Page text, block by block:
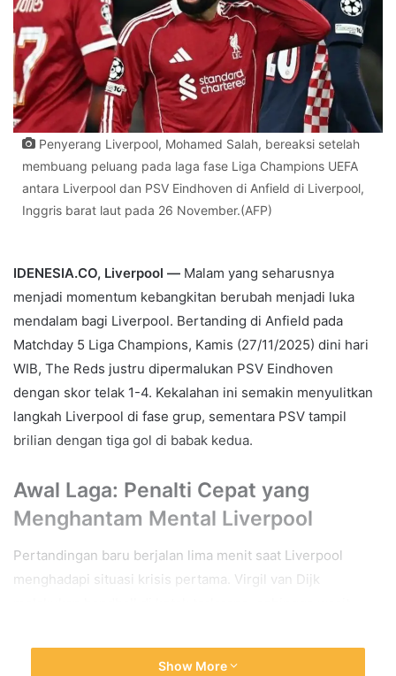
Penyerang Liverpool, Mohamed Salah, bereaksi setelah
membuang peluang pada laga fase Liga Champions UEFA
antara Liverpool dan PSV Eindhoven di Anfield di Liverpool,
Inggris barat laut pada 26 November.(AFP)
IDENESIA.CO, Liverpool — Malam yang seharusnya
menjadi momentum kebangkitan berubah menjadi luka
mendalam bagi Liverpool. Bertanding di Anfield pada
Matchday 5 Liga Champions, Kamis (27/11/2025) dini hari
WIB, The Reds justru dipermalukan PSV Eindhoven
dengan skor telak 1-4. Kekalahan ini semakin menyulitkan
langkah Liverpool di fase grup, sementara PSV tampil
brilian dengan tiga gol di babak kedua.
Awal Laga: Penalti Cepat yang
Menghantam Mental Liverpool
Pertandingan baru berjalan lima menit saat Liverpool
menghadapi situasi krisis pertama. Virgil van Dijk
eksekutor dan dengan tenang mengarahkan bola ke pojok
Show More